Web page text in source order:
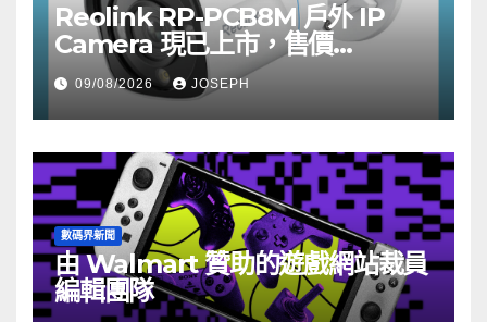
Reolink RP-PCB8M 戶外 IP
Camera 現已上市，售價
HK$722
09/08/2026 JOSEPH
數碼界新聞
由 Walmart 贊助的遊戲網站裁員
編輯團隊